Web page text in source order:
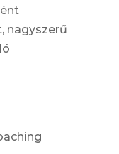
nagyszerű